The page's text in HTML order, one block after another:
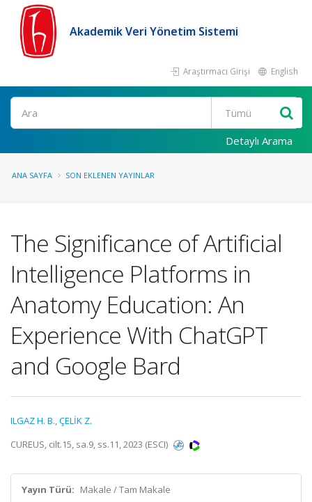
Akademik Veri Yönetim Sistemi
Araştırmacı Girişi English
Ara
Detaylı Arama
ANA SAYFA SON EKLENEN YAYINLAR
The Significance of Artificial
Intelligence Platforms in
Anatomy Education: An
Experience With ChatGPT
and Google Bard
ILGAZ H. B.,ÇELİK Z.
CUREUS, cilt.15, sa.9, ss.11, 2023 (ESCI)
Yayın Türü: Makale / Tam Makale